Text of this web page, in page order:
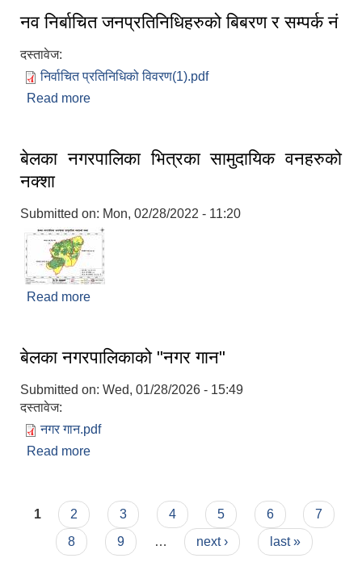
नव निर्बाचित जनप्रतिनिधिहरुको बिबरण र सम्पर्क नं
दस्तावेज:
निर्वाचित प्रतिनिधिको विवरण(1).pdf
Read more
बेलका नगरपालिका भित्रका सामुदायिक वनहरुको
नक्शा
Submitted on: Mon, 02/28/2022 - 11:20
Read more
बेलका नगरपालिकाको "नगर गान"
Submitted on: Wed, 01/28/2026 - 15:49
दस्तावेज:
नगर गान.pdf
Read more
Pages
1 2 3 4 5 6
7
8
9 … next › last »